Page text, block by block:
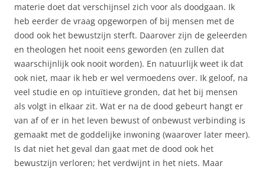
materie doet dat verschijnsel zich voor als doodgaan. Ik
heb eerder de vraag opgeworpen of bij mensen met de
dood ook het bewustzijn sterft. Daarover zijn de geleerden
en theologen het nooit eens geworden (en zullen dat
waarschijnlijk ook nooit worden). En natuurlijk weet ik dat
ook niet, maar ik heb er wel vermoedens over. Ik geloof, na
veel studie en op intuïtieve gronden, dat het bij mensen
als volgt in elkaar zit. Wat er na de dood gebeurt hangt er
van af of er in het leven bewust of onbewust verbinding is
gemaakt met de goddelijke inwoning (waarover later meer).
Is dat niet het geval dan gaat met de dood ook het
bewustzijn verloren; het verdwijnt in het niets. Maar